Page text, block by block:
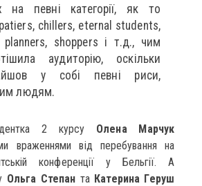
на певні категорії, як то
chillers, eternal students,
planners, shoppers і т.д., чим
аудиторію, оскільки
у собі певні риси,
людям.
2 курсу Олена Марчук
враженнями від перебування на
конференції у Бельгії. А
Ольга Степан таКатерина Геруш